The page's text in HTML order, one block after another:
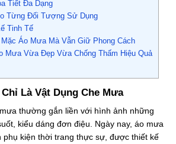
Tiết Đa Dạng
Từng Đối Tượng Sử Dụng
Tinh Tế
Mặc Áo Mưa Mà Vẫn Giữ Phong Cách
Mưa Vừa Đẹp Vừa Chống Thấm Hiệu Quả
Là Vật Dụng Che Mưa
thường gắn liền với hình ảnh những
kiểu dáng đơn điệu. Ngày nay, áo mưa
phụ kiện thời trang thực sự, được thiết kế